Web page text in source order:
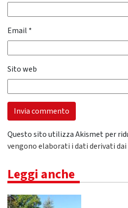
Email *
Sito web
Questo sito utilizza Akismet per
vengono elaborati i dati derivati
Leggi anche